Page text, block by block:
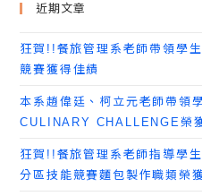
近期文章
狂賀!!餐旅管理系老師帶領學
競賽獲得佳績
本系趙偉廷、柯立元老師帶領
CULINARY CHALLENGE榮
狂賀!!餐旅管理系老師指導學
分區技能競賽麵包製作職類榮